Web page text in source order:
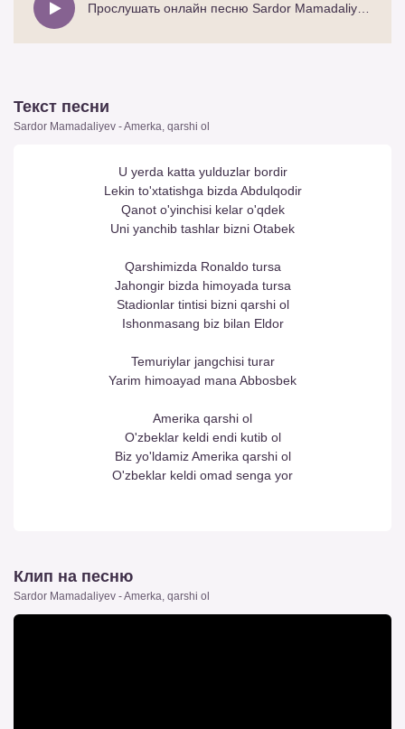
Текст песни
Sardor Mamadaliyev - Amerka, qarshi ol
U yerda katta yulduzlar bordir
Lekin to'xtatishga bizda Abdulqodir
Qanot o'yinchisi kelar o'qdek
Uni yanchib tashlar bizni Otabek
Qarshimizda Ronaldo tursa
Jahongir bizda himoyada tursa
Stadionlar tintisi bizni qarshi ol
Ishonmasang biz bilan Eldor
Temuriylar jangchisi turar
Yarim himoayad mana Abbosbek
Amerika qarshi ol
O'zbeklar keldi endi kutib ol
Biz yo'ldamiz Amerika qarshi ol
O'zbeklar keldi omad senga yor
Клип на песню
Sardor Mamadaliyev - Amerka, qarshi ol